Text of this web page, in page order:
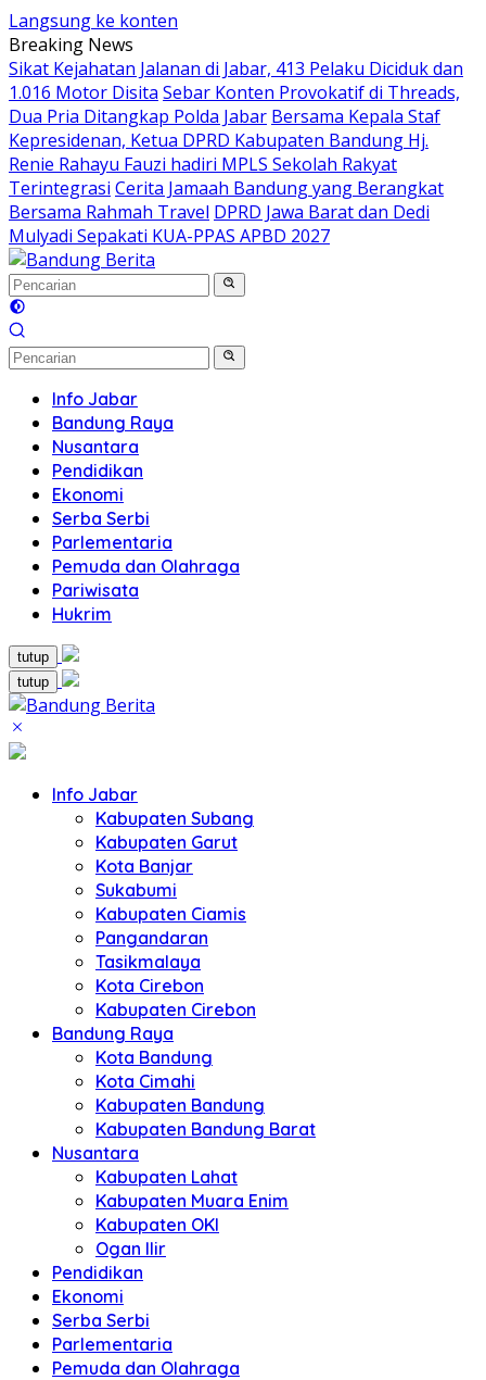
Langsung ke konten
Breaking News
Sikat Kejahatan Jalanan di Jabar, 413 Pelaku Diciduk dan
1.016 Motor Disita Sebar Konten Provokatif di Threads,
Dua Pria Ditangkap Polda Jabar Bersama Kepala Staf
Kepresidenan, Ketua DPRD Kabupaten Bandung Hj.
Renie Rahayu Fauzi hadiri MPLS Sekolah Rakyat
Terintegrasi Cerita Jamaah Bandung yang Berangkat
Bersama Rahmah Travel DPRD Jawa Barat dan Dedi
Mulyadi Sepakati KUA-PPAS APBD 2027
Info Jabar
Bandung Raya
Nusantara
Pendidikan
Ekonomi
Serba Serbi
Parlementaria
Pemuda dan Olahraga
Pariwisata
Hukrim
tutup
tutup
Info Jabar
Kabupaten Subang
Kabupaten Garut
Kota Banjar
Sukabumi
Kabupaten Ciamis
Pangandaran
Tasikmalaya
Kota Cirebon
Kabupaten Cirebon
Bandung Raya
Kota Bandung
Kota Cimahi
Kabupaten Bandung
Kabupaten Bandung Barat
Nusantara
Kabupaten Lahat
Kabupaten Muara Enim
Kabupaten OKI
Ogan Ilir
Pendidikan
Ekonomi
Serba Serbi
Parlementaria
Pemuda dan Olahraga